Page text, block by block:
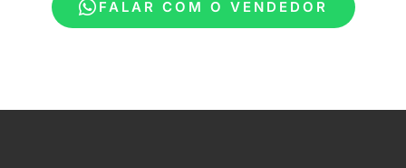
FALAR COM O VENDEDOR